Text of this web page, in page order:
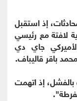
إذ استقبل
لافتة مع رئيسي
جاي دي
باقر قاليباف.
إذ اتهمت